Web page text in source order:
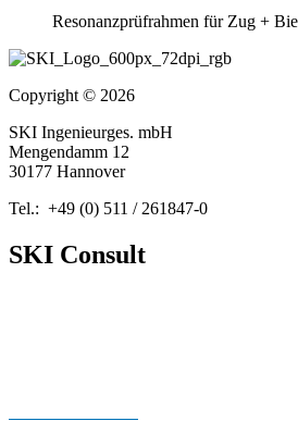
Resonanzprüfrahmen für Zug +
Copyright © 2026
SKI Ingenieurges. mbH
Mengendamm 12
30177 Hannover
Tel.: +49 (0) 511 / 261847-0
SKI Consult